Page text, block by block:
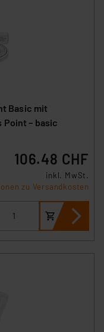
Basic mit
Point – basic
106.48 CHF
inkl. MwSt.
zu Versandkosten